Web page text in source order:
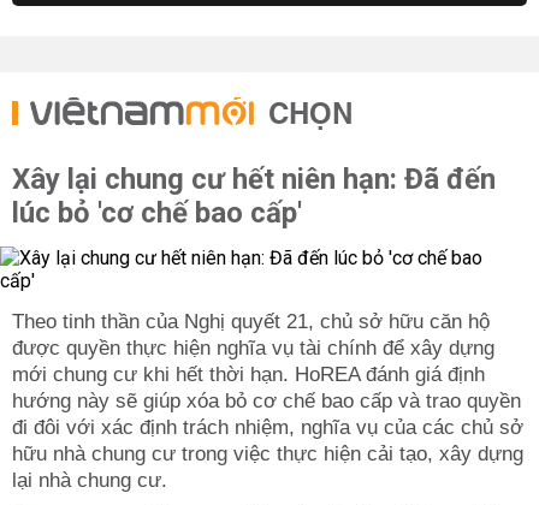
CHỌN
Xây lại chung cư hết niên hạn: Đã đến
lúc bỏ 'cơ chế bao cấp'
Theo tinh thần của Nghị quyết 21, chủ sở hữu căn hộ
được quyền thực hiện nghĩa vụ tài chính để xây dựng
mới chung cư khi hết thời hạn. HoREA đánh giá định
hướng này sẽ giúp xóa bỏ cơ chế bao cấp và trao quyền
đi đôi với xác định trách nhiệm, nghĩa vụ của các chủ sở
hữu nhà chung cư trong việc thực hiện cải tạo, xây dựng
lại nhà chung cư.